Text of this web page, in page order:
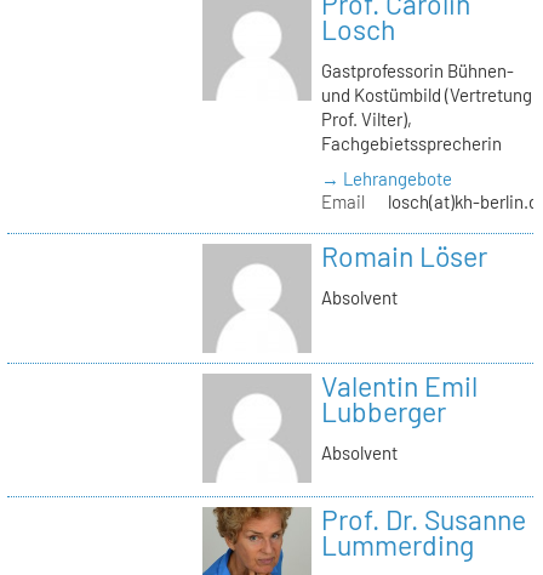
Losch
Gastprofessorin Bühnen-
und Kostümbild (Vertretung
Prof. Vilter),
Fachgebietssprecherin
→ Lehrangebote
Email
losch(at)kh-
Romain Löser
Absolvent
Valentin Emil
Lubberger
Absolvent
Prof. Dr. Susanne
Lummerding